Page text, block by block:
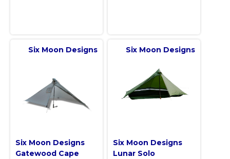
Six Moon Designs
Six Moon Designs
Gatewood Cape
Six Moon Designs
Six Moon Designs
Lunar Solo